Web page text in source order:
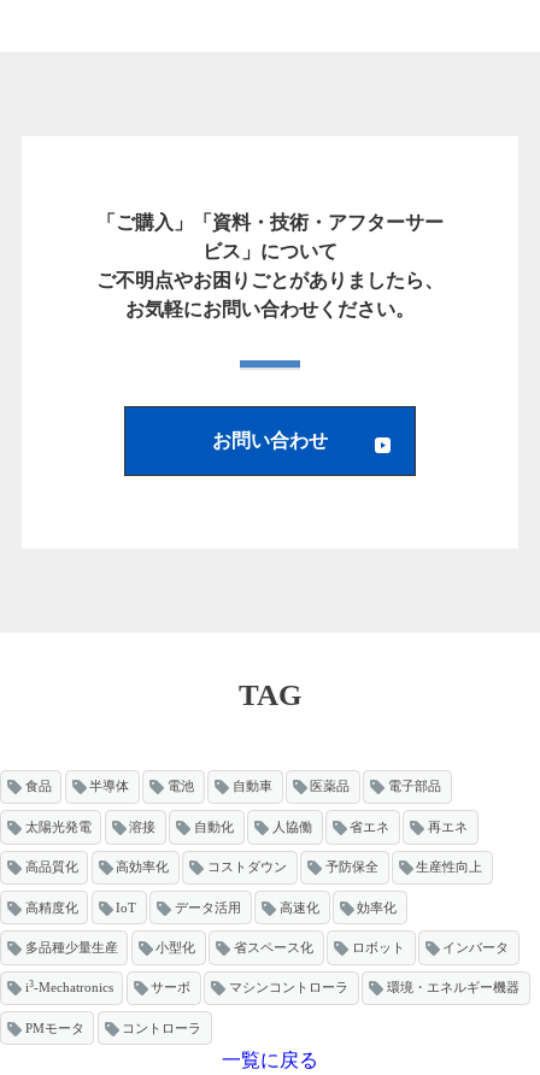
「ご購入」「資料・技術・アフターサー
ビス」について
ご不明点やお困りごとがありましたら、
お気軽にお問い合わせください。
お問い合わせ
TAG
食品 半導体 電池 自動車 医薬品 電子部品
太陽光発電 溶接 自動化 人協働 省エネ 再エネ
高品質化 高効率化 コストダウン 予防保全 生産性向上
高精度化 IoT データ活用 高速化 効率化
多品種少量生産 小型化 省スペース化 ロボット インバータ
i3-Mechatronics サーボ マシンコントローラ 環境・エネルギー機器
PMモータ コントローラ
一覧に戻る